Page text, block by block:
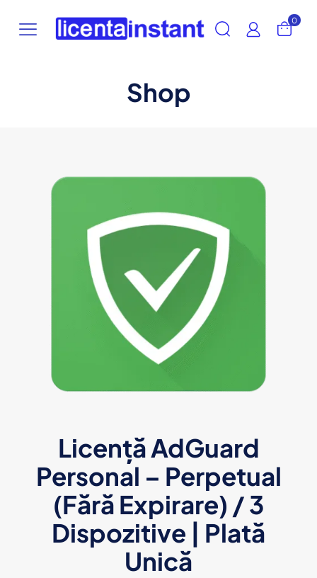
0
Shop
Licență AdGuard
Personal – Perpetual
(Fără Expirare) / 3
Dispozitive | Plată
Unică